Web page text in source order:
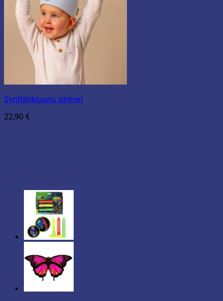
Synttärikruunu sininen
22,90 €